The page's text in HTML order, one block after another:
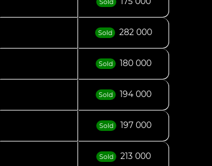
Sold 282 000
Sold 180 000
Sold 194 000
Sold 197 000
Sold 213 000